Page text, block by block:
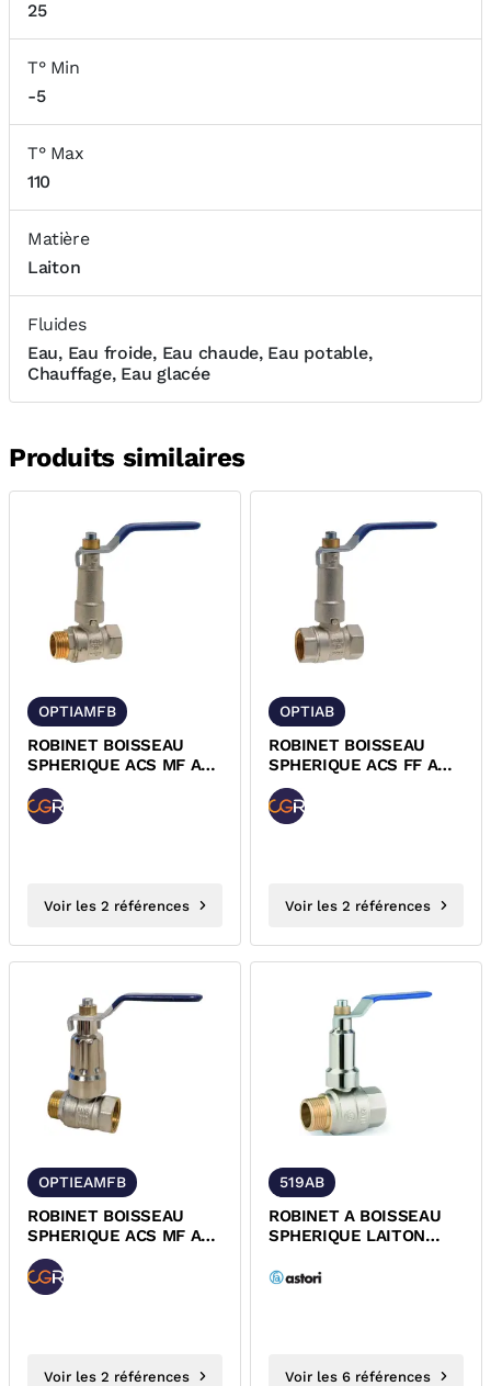
25
T° Min
-5
T° Max
110
Matière
Laiton
Fluides
Eau, Eau froide, Eau chaude, Eau potable,
Chauffage, Eau glacée
Produits similaires
OPTIAMFB
ROBINET BOISSEAU
SPHERIQUE ACS MF A
ALLONGE ET POIGNEE
BLEUE OPTIAMFB
Voir les 2 références
OPTIAB
ROBINET BOISSEAU
SPHERIQUE ACS FF A
ALLONGE ET POIGNEE
BLEUE OPTIAB
Voir les 2 références
OPTIEAMFB
ROBINET BOISSEAU
SPHERIQUE ACS MF A
ALLONGE ET POIGNEE
BLEUE...
Voir les 2 références
519AB
ROBINET A BOISSEAU
SPHERIQUE LAITON
ALLONGE FIXE
Voir les 6 références